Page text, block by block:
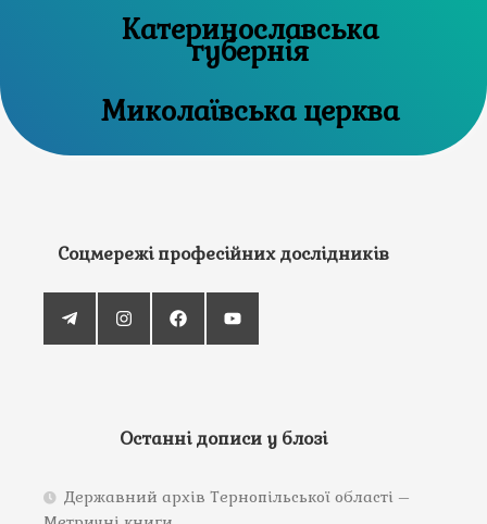
Катеринославська
губернія
Миколаївська церква
Соцмережі професійних дослідників
Останні дописи у блозі
Державний архів Тернопільської області –